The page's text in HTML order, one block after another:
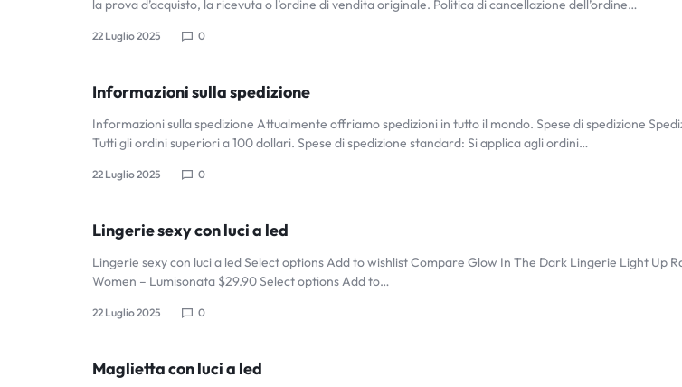
UP
CLOTHING
|
LUMISONATA
SHOP
IS
THE
WORLD
LEADER
LUMINOUS
FIBER
OPTIC
RAVE
la prova d’acquisto, la ricevuta o l’ordine di vendita originale. Politica di cancellazione dell’ordine…
22 Luglio 2025 0
Informazioni sulla spedizione
Informazioni sulla spedizione Attualmente offriamo spedizioni in tutto il mondo. Spese di spedizione
Tutti gli ordini superiori a 100 dollari. Spese di spedizione standard: Si applica agli ordini…
22 Luglio 2025 0
Lingerie sexy con luci a led
Lingerie sexy con luci a led Select options Add to wishlist Compare Glow In The Dark Lingerie Light Up
Women – Lumisonata $29.90 Select options Add to…
22 Luglio 2025 0
Maglietta con luci a led